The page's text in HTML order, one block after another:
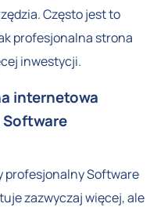
Często jest to
profesjonalna strona
inwestycji.
internetowa
profesjonalny Software
zazwyczaj więcej, ale